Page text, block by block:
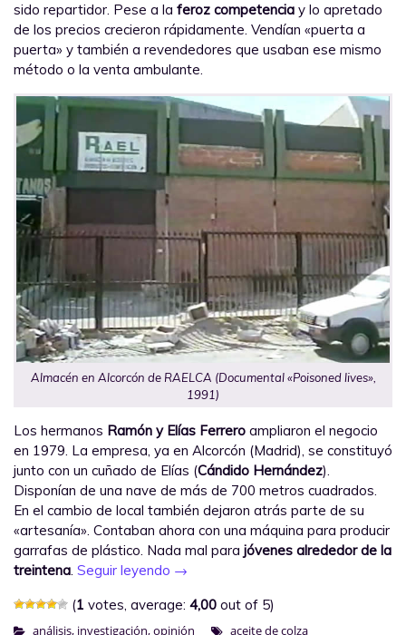
sido repartidor. Pese a la feroz competencia y lo apretado
de los precios crecieron rápidamente. Vendían «puerta a
puerta» y también a revendedores que usaban ese mismo
método o la venta ambulante.
Almacén en Alcorcón de RAELCA (Documental «Poisoned lives»,
1991)
Los hermanos Ramón y Elías Ferrero ampliaron el negocio
en 1979. La empresa, ya en Alcorcón (Madrid), se constituyó
junto con un cuñado de Elías (Cándido Hernández).
Disponían de una nave de más de 700 metros cuadrados.
En el cambio de local también dejaron atrás parte de su
«artesanía». Contaban ahora con una máquina para producir
garrafas de plástico. Nada mal para jóvenes alrededor de la
treintena. Seguir leyendo →
(1 votes, average: 4,00 out of 5)
análisis, investigación,opinión
aceite de colza